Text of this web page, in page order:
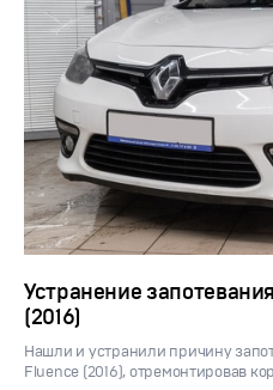
Устранение
(2016)
Нашли и устранили причину
Fluence (2016), отремонтировав